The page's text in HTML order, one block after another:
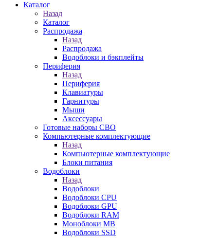
Каталог
Назад
Каталог
Распродажа
Назад
Распродажа
Водоблоки и бэкплейты
Периферия
Назад
Периферия
Клавиатуры
Гарнитуры
Мыши
Аксессуары
Готовые наборы СВО
Компьютерные комплектующие
Назад
Компьютерные комплектующие
Блоки питания
Водоблоки
Назад
Водоблоки
Водоблоки CPU
Водоблоки GPU
Водоблоки RAM
Моноблоки MB
Водоблоки SSD